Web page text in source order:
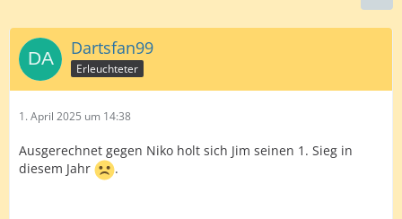
Dartsfan99
Erleuchteter
1. April 2025 um 14:38
Ausgerechnet gegen Niko holt sich Jim seinen 1. Sieg in
diesem Jahr
.